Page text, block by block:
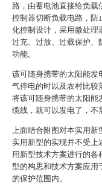
路，由蓄电池直接给负载
控制器切断负载电路，防
化控制设计，采用微处理
过充、过放、过载保护、
功能。
该可随身携带的太阳能发
气停电的时以及农村比较
将该可随身携带的太阳能
缆线，就可以发电了，不
上面结合附图对本实用新
实用新型的实现并不受上
用新型技术方案进行的
型的构思和技术方案应用
的保护范围内。